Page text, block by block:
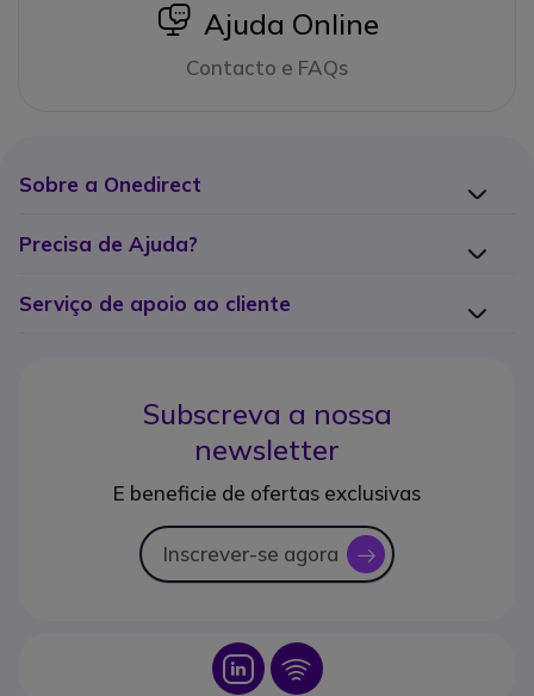
icon
Ajuda Online
Contacto e FAQs
Sobre a Onedirect
Precisa de Ajuda?
Serviço de apoio ao cliente
Subscreva a nossa
newsletter
E beneficie de ofertas exclusivas
Inscrever-se agora icon
Icon Icon